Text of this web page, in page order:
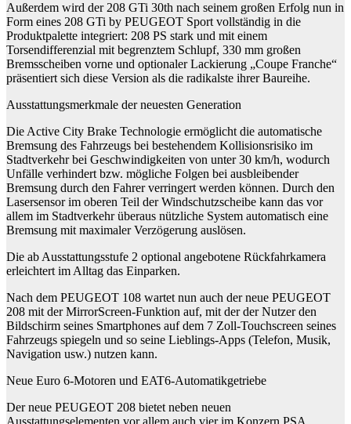
Außerdem wird der 208 GTi 30th nach seinem großen Erfolg nun in
Form eines 208 GTi by PEUGEOT Sport vollständig in die
Produktpalette integriert: 208 PS stark und mit einem
Torsendifferenzial mit begrenztem Schlupf, 330 mm großen
Bremsscheiben vorne und optionaler Lackierung „Coupe Franche“
präsentiert sich diese Version als die radikalste ihrer Baureihe.
Ausstattungsmerkmale der neuesten Generation
Die Active City Brake Technologie ermöglicht die automatische
Bremsung des Fahrzeugs bei bestehendem Kollisionsrisiko im
Stadtverkehr bei Geschwindigkeiten von unter 30 km/h, wodurch
Unfälle verhindert bzw. mögliche Folgen bei ausbleibender
Bremsung durch den Fahrer verringert werden können. Durch den
Lasersensor im oberen Teil der Windschutzscheibe kann das vor
allem im Stadtverkehr überaus nützliche System automatisch eine
Bremsung mit maximaler Verzögerung auslösen.
Die ab Ausstattungsstufe 2 optional angebotene Rückfahrkamera
erleichtert im Alltag das Einparken.
Nach dem PEUGEOT 108 wartet nun auch der neue PEUGEOT
208 mit der MirrorScreen-Funktion auf, mit der der Nutzer den
Bildschirm seines Smartphones auf dem 7 Zoll-Touchscreen seines
Fahrzeugs spiegeln und so seine Lieblings-Apps (Telefon, Musik,
Navigation usw.) nutzen kann.
Neue Euro 6-Motoren und EAT6-Automatikgetriebe
Der neue PEUGEOT 208 bietet neben neuen